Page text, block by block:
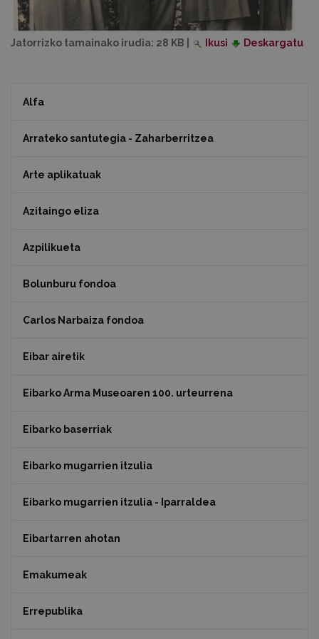
Jatorrizko tamainako irudia: 28 KB Ikusi Deskargatu
Alfa
Arrateko santutegia - Zaharberritzea
Arte aplikatuak
Azitaingo eliza
Azpilikueta
Bolunburu fondoa
Carlos Narbaiza fondoa
Eibar airetik
Eibarko Arma Museoaren 100. urteurrena
Eibarko baserriak
Eibarko mugarrien itzulia
Eibarko mugarrien itzulia - Iparraldea
Eibartarren ahotan
Emakumeak
Errepublika